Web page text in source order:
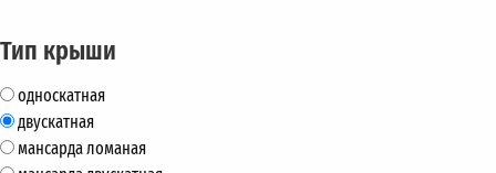
Тип крыши
односкатная
двускатная
мансарда ломаная